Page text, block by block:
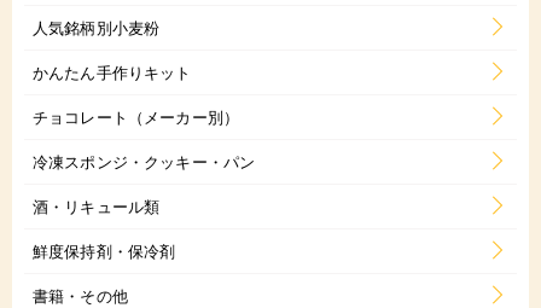
人気銘柄別小麦粉
かんたん手作りキット
チョコレート（メーカー別）
冷凍スポンジ・クッキー・パン
酒・リキュール類
鮮度保持剤・保冷剤
書籍・その他